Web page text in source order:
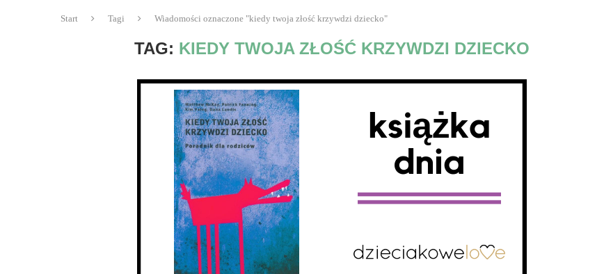
Start Tagi Wiadomości oznaczone "kiedy twoja złość krzywdzi dziecko"
TAG: KIEDY TWOJA ZŁOŚĆ KRZYWDZI DZIECKO